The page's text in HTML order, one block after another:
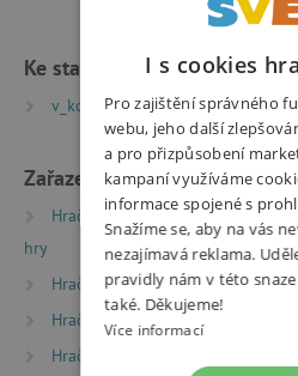
Ke stažení
Zařazeno v kategoriích
Hračky dle typu
hry
Hračky dle typu
Hračky dle věku
Hračky dle věku
I s cookies
Pro zajištění správného
webu, jeho další
a pro přizpůsobení
kampaní využíváme
informace spojené s
Snažíme se, aby na vás
nezajímavá reklama.
pravidly nám v této
také. Děkujeme!
Více informací